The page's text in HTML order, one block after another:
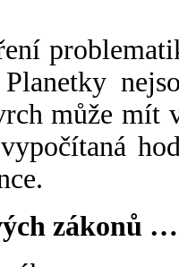
může mít
zákonů …